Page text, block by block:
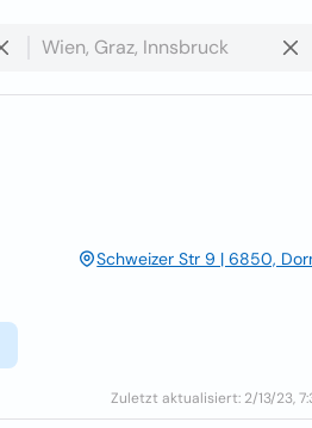
Schweizer Str 9 | 6850,
Zuletzt aktualisiert: 2/13/23,